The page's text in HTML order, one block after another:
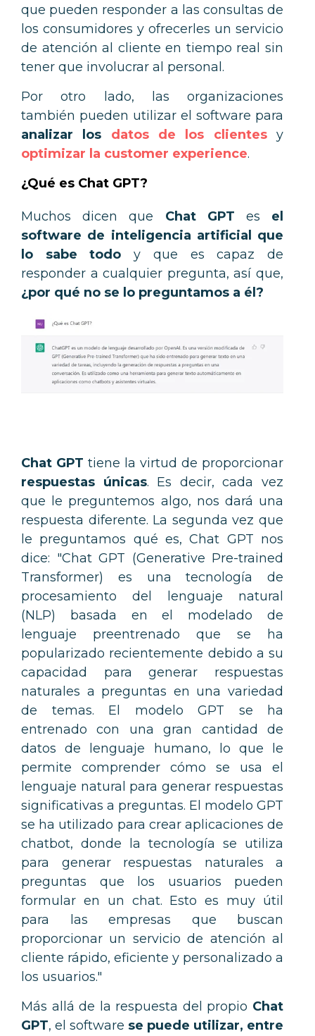
que pueden responder a las consultas de
los consumidores y ofrecerles un servicio
de atención al cliente en tiempo real sin
tener que involucrar al personal.
Por otro lado, las organizaciones
también pueden utilizar el software para
analizar los datos de los clientesy
optimizar la customer experience.
¿Qué es Chat GPT?
Muchos dicen que Chat GPT es el
software de inteligencia artificial que
lo sabe todoy que es capaz de
responder a cualquier pregunta, así que,
¿por qué no se lo preguntamos a él?
Chat GPT tiene la virtud de proporcionar
respuestas únicas. Es decir, cada vez
que le preguntemos algo, nos dará una
respuesta diferente. La segunda vez que
le preguntamos qué es, Chat GPT nos
dice: "Chat GPT (Generative Pre-trained
Transformer) es una tecnología de
procesamiento del lenguaje natural
(NLP) basada en el modelado de
lenguaje preentrenado que se ha
popularizado recientemente debido a su
capacidad para generar respuestas
naturales a preguntas en una variedad
de temas. El modelo GPT se ha
entrenado con una gran cantidad de
datos de lenguaje humano, lo que le
permite comprender cómo se usa el
lenguaje natural para generar respuestas
significativas a preguntas. El modelo GPT
se ha utilizado para crear aplicaciones de
chatbot, donde la tecnología se utiliza
para generar respuestas naturales a
preguntas que los usuarios pueden
formular en un chat. Esto es muy útil
para las empresas que buscan
proporcionar un servicio de atención al
cliente rápido, eficiente y personalizado a
los usuarios."
Más allá de la respuesta del propio Chat
GPT, el software se puede utilizar, entre